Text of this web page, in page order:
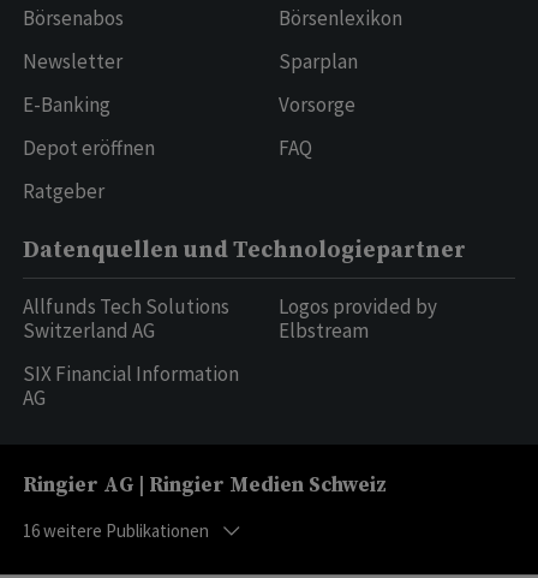
Börsenabos
Newsletter
E-Banking
Depot eröffnen
Ratgeber
Börsenlexikon
Sparplan
Vorsorge
FAQ
Datenquellen und Technologiepartner
Allfunds Tech Solutions
Switzerland AG
SIX Financial Information
AG
Logos provided by
Elbstream
Ringier AG | Ringier Medien Schweiz
16weitere Publikationen